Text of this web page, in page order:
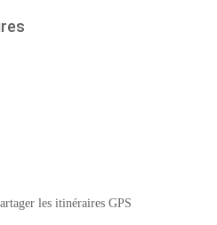
les itinéraires GPS